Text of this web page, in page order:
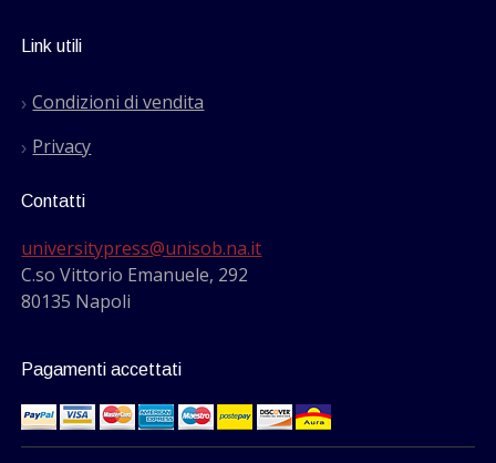
Link utili
Condizioni di vendita
Privacy
Contatti
universitypress@unisob.na.it
C.so Vittorio Emanuele, 292
80135 Napoli
Pagamenti accettati